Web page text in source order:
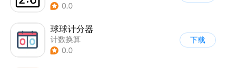
0.0
球球计分器
计数换算
0.0
下载